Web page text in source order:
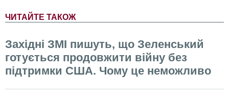
ЧИТАЙТЕ ТАКОЖ
Західні ЗМІ пишуть, що Зеленський
готується продовжити війну без
підтримки США. Чому це неможливо